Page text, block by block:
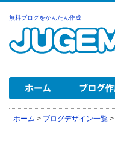
無料ブログをかんたん作成
ホーム > ブログデザイン一覧 >